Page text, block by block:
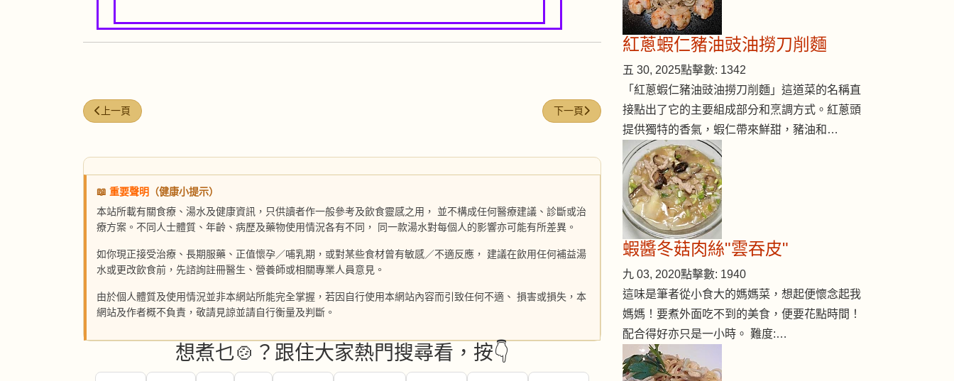
上一篇文章: 山楂菊花酸梅湯
上一頁 下一篇文章: 紅棗陳皮豆腐羹
下一頁
📖 重要聲明
（健康小提示）
本站所載有關食療、湯水及健康資訊，只供讀者作一般參考及飲食靈感之用， 並不構成任何醫療建議、診斷或治
療方案。不同人士體質、年齡、病歷及藥物使用情況各有不同， 同一款湯水對每個人的影響亦可能有所差異。
如你現正接受治療、長期服藥、正值懷孕／哺乳期，或對某些食材曾有敏感／不適反應， 建議在飲用任何補益湯
水或更改飲食前，先諮詢註冊醫生、營養師或相關專業人員意見。
由於個人體質及使用情況並非本網站所能完全掌握，若因自行使用本網站內容而引致任何不適、 損害或損失，本
網站及作者概不負責，敬請見諒並請自行衡量及判斷。
想煮乜🍲？跟住大家熱門搜尋看，按👇
紅蔥蝦仁豬油豉油撈刀削麵
五 30, 2025點擊數: 1342
「紅蔥蝦仁豬油豉油撈刀削麵」這道菜的名稱直
接點出了它的主要組成部分和烹調方式。紅蔥頭
提供獨特的香氣，蝦仁帶來鮮甜，豬油和…
蝦醬冬菇肉絲"雲吞皮"
九 03, 2020點擊數: 1940
這味是筆者從小食大的媽媽菜，想起便懷念起我
媽媽！要煮外面吃不到的美食，便要花點時間！
配合得好亦只是一小時。 難度:…